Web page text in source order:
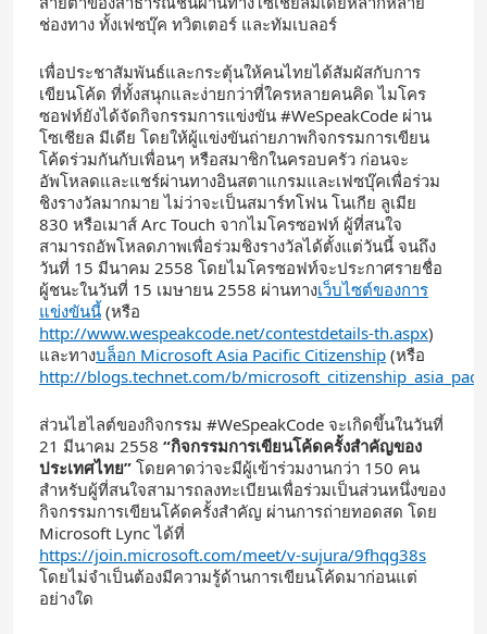
ช่องทาง ทั้งเฟซบุ๊ค ทวิตเตอร์ และทัมเบลอร์
เพื่อประชาสัมพันธ์และกระตุ้นให้คนไทยได้สัมผัสกับการ
เขียนโค้ด ที่ทั้งสนุกและง่ายกว่าที่ใครหลายคนคิด ไมโคร
ซอฟท์ยังได้จัดกิจกรรมการแข่งขัน #WeSpeakCode ผ่าน
โซเชียล มีเดีย โดยให้ผู้แข่งขันถ่ายภาพกิจกรรมการเขียน
โค้ดร่วมกันกับเพื่อนๆ หรือสมาชิกในครอบครัว ก่อนจะ
อัพโหลดและแชร์ผ่านทางอินสตาแกรมและเฟซบุ๊คเพื่อร่วม
ชิงรางวัลมากมาย ไม่ว่าจะเป็นสมาร์ทโฟน โนเกีย ลูเมีย
830 หรือเมาส์ Arc Touch จากไมโครซอฟท์ ผู้ที่สนใจ
สามารถอัพโหลดภาพเพื่อร่วมชิงรางวัลได้ตั้งแต่วันนี้ จนถึง
วันที่ 15 มีนาคม 2558 โดยไมโครซอฟท์จะประกาศรายชื่อ
ผู้ชนะในวันที่ 15 เมษายน 2558 ผ่านทางเว็บไซต์ของการ
แข่งขันนี้ (หรือ
http://www.wespeakcode.net/contestdetails-th.aspx)
และทางบล็อก Microsoft Asia Pacific Citizenship (หรือ
http://blogs.technet.com/b/
ส่วนไฮไลต์ของกิจกรรม #WeSpeakCode จะเกิดขึ้นในวันที่
21 มีนาคม 2558 “กิจกรรมการเขียนโค้ดครั้งสำคัญของ
ประเทศไทย” โดยคาดว่าจะมีผู้เข้าร่วมงานกว่า 150 คน
สำหรับผู้ที่สนใจสามารถลงทะเบียนเพื่อร่วมเป็นส่วนหนึ่งของ
กิจกรรมการเขียนโค้ดครั้งสำคัญ ผ่านการถ่ายทอดสด โดย
Microsoft Lync ได้ที่
https://join.microsoft.com/meet/v-sujura/9fhqg38s
โดยไม่จำเป็นต้องมีความรู้ด้านการเขียนโค้ดมาก่อนแต่
อย่างใด